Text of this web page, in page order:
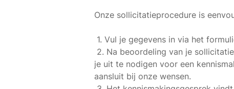
Onze sollicitatieprocedure is
1. Vul je gegevens in via het
2. Na beoordeling van je
je uit te nodigen voor een
aansluit bij onze wensen.